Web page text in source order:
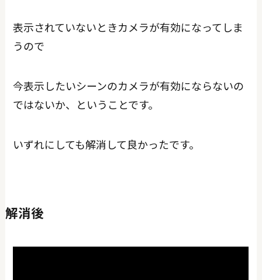
表示されていないときカメラが有効になってしま
うので
今表示したいシーンのカメラが有効にならないの
ではないか、ということです。
いずれにしても解消して良かったです。
解消後